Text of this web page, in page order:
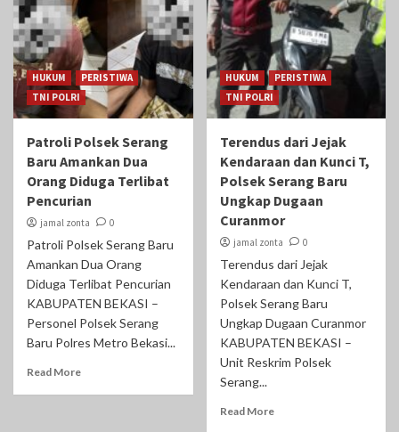
HUKUM
PERISTIWA
TNI POLRI
Patroli Polsek Serang
Baru Amankan Dua
Orang Diduga Terlibat
Pencurian
jamal zonta 0
Patroli Polsek Serang Baru
Amankan Dua Orang
Diduga Terlibat Pencurian
KABUPATEN BEKASI –
Personel Polsek Serang
Baru Polres Metro Bekasi...
Read More
HUKUM
PERISTIWA
TNI POLRI
Terendus dari Jejak
Kendaraan dan Kunci T,
Polsek Serang Baru
Ungkap Dugaan
Curanmor
jamal zonta 0
Terendus dari Jejak
Kendaraan dan Kunci T,
Polsek Serang Baru
Ungkap Dugaan Curanmor
‎KABUPATEN BEKASI –
Unit Reskrim Polsek
Serang...
Read More